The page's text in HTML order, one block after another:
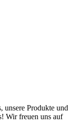
unsere Produkte und
Wir freuen uns auf